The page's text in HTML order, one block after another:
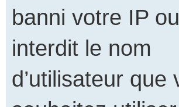
banni votre IP ou
interdit le nom
d’utilisateur que